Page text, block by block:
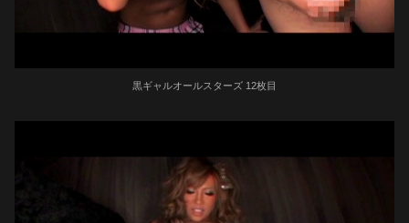
黒ギャルオールスターズ 12枚目